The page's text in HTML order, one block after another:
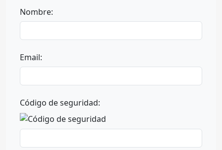
Nombre:
Email:
Código de seguridad: